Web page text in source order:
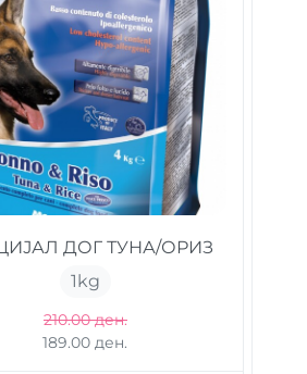
ДОГ ТУНА/ОРИЗ
1kg
210.00 ден.
189.00 ден.